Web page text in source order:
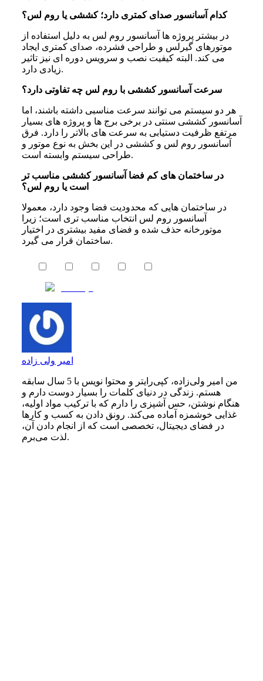
کدام آسانسور صدای کمتری دارد؛ کششی یا روم لس؟
در بیشتر پروژه ها آسانسور روم لس به دلیل استفاده از
موتورهای گیرلس و طراحی فشرده، صدای کمتری ایجاد
می کند. البته کیفیت نصب و سرویس دوره ای نیز تاثیر
زیادی دارد.
سرعت آسانسور کششی با روم لس چه تفاوتی دارد؟
هر دو سیستم می توانند سرعت مناسبی داشته باشند، اما
آسانسور کششی سنتی در برخی برج ها و پروژه های بسیار
مرتفع ظرفیت دستیابی به سرعت های بالاتر را دارد. فرق
آسانسور روم لس و کششی در این بخش به نوع موتور و
طراحی سیستم وابسته است.
در ساختمان های کم فضا آسانسور کششی مناسب تر
است یا روم لس؟
در ساختمان هایی که محدودیت فضا وجود دارد، معمولا
آسانسور روم لس انتخاب مناسب تری است؛ زیرا
موتورخانه حذف شده و فضای مفید بیشتری در اختیار
ساختمان قرار می گیرد.
امیر ولی زاده
من امیر ولی‌زاده، کپی‌رایتر و محتوا نویس با 5 سال سابقه
هستم. زندگی در دنیای کلمات را بسیار دوست دارم و
هنگام نوشتن، حس آشپزی را دارم که با ترکیب مواد اولیه،
غذایی خوشمزه آماده می‌کند. رونق دادن به کسب و کارها
در فضای دیجیتال، تخصصی است که از انجام دادن آن،
لذت می‌برم.